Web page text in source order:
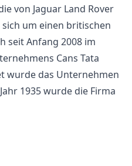
von Jaguar Land Rover
um einen britischen
seit Anfang 2008 im
Cans Tata
wurde das Unternehmen
1935 wurde die Firma